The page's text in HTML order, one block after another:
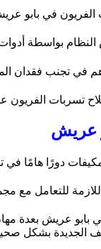
في بابو
بواسطة أدوات
في تجنب فقدان
تسربات الفريون
عريش
دورًا هامًا
للتعامل مع
بابو عريش بعدة
الجديدة بشكل